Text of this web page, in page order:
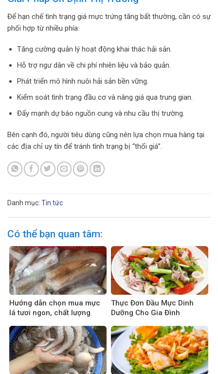
Để hạn chế tình trạng giá mực trứng tăng bất thường, cần có sự
phối hợp từ nhiều phía:
Tăng cường quản lý hoạt động khai thác hải sản.
Hỗ trợ ngư dân về chi phí nhiên liệu và bảo quản.
Phát triển mô hình nuôi hải sản bền vững.
Kiểm soát tình trạng đầu cơ và nâng giá qua trung gian.
Đẩy mạnh dự báo nguồn cung và nhu cầu thị trường.
Bên cạnh đó, người tiêu dùng cũng nên lựa chọn mua hàng tại
các địa chỉ uy tín để tránh tình trạng bị “thổi giá”.
Danh mục: Tin tức
Có thể bạn quan tâm:
Hướng dẫn chọn mua mực
lá tươi ngon, chất lượng
Thực Đơn Đầu Mực Dinh
Dưỡng Cho Gia Đình